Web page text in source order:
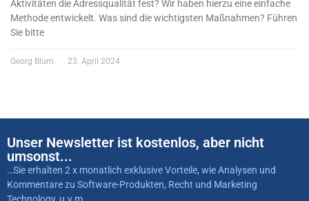
Aktivitäten die Adressqualität fest? Wir haben hierzu eine einfache
Methode entwickelt. Was sind die wichtigsten Maßnahmen? Führen
Sie bitte
Georg Blum 23. April 2024
Unser Newsletter ist kostenlos, aber nicht
umsonst...
…Sie erhalten 2 x monatlich exklusive Vorteile, wie Analysen und
Kommentare zu Software-Produkten, Recht und Marketing
Technology, u.v.m…